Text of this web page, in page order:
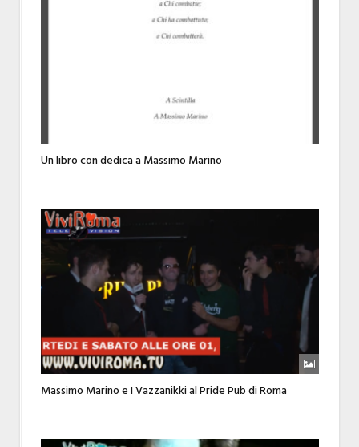
Un libro con dedica a Massimo Marino
Massimo Marino e I Vazzanikki al Pride Pub di Roma